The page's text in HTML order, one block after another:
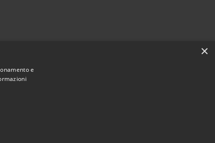
• Powered by
×
e